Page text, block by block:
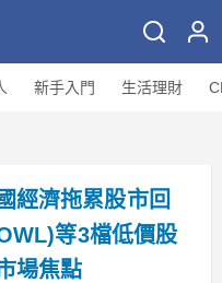
新手入門 生活理財
經濟拖累股市回
等3檔低價股
場焦點